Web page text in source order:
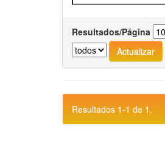
Resultados/Página
Resultados 1-1 de 1.